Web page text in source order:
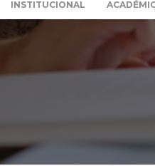
INSTITUCIONAL